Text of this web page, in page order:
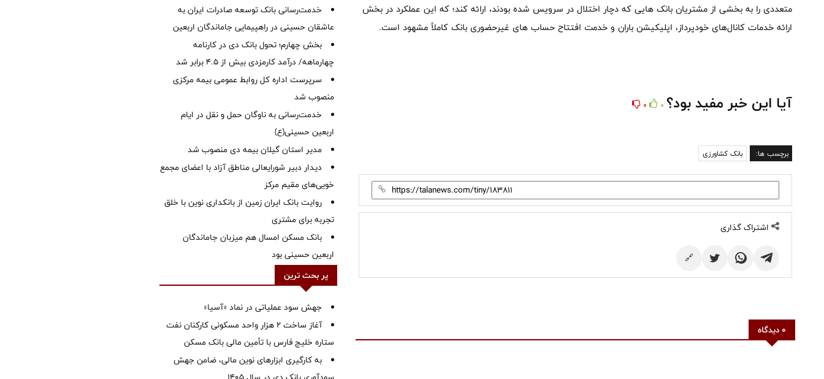
متعددی را به بخشی از مشتریان بانک هایی که دچار اختلال در سرویس شده بودند، ارائه کند؛ که این عملکرد در بخش
ارائه خدمات کانال‌های خودپرداز، اپلیکیشن باران و خدمت افتتاح حساب های غیرحضوری بانک کاملاً مشهود است.
آیا این خبر مفید بود؟ 0
0
برچسب ها: بانک کشاورزی
اشتراک گذاری
🔗
0 دیدگاه
خدمت‌رسانی بانک توسعه صادرات ایران به
عاشقان حسینی در راهپیمایی جاماندگان اربعین
بخش چهارم؛ تحول بانک دی در کارنامه
چهارماهه/ درآمد کارمزدی بیش از ۴.۵ برابر شد
سرپرست اداره کل روابط عمومی بیمه مرکزی
منصوب شد
خدمت‌رسانی به ناوگان حمل و نقل در ایام
اربعین حسینی(ع)
‌مدیر استان گیلان بیمه دی منصوب شد
دیدار دبیر شورایعالی مناطق آزاد با اعضای مجمع
خویی‌های مقیم مرکز
روایت بانک ایران زمین از بانکداری نوین با خلق
تجربه برای مشتری
بانک مسکن امسال هم میزبان جاماندگان
اربعین حسینی بود
پر بحث ترین
جهش سود عملیاتی در نماد «آسیا»
آغاز ساخت ۲ هزار واحد مسکونی کارکنان نفت
ستاره خلیج فارس با تأمین مالی بانک مسکن
به کارگیری ابزارهای نوین مالی، ضامن جهش